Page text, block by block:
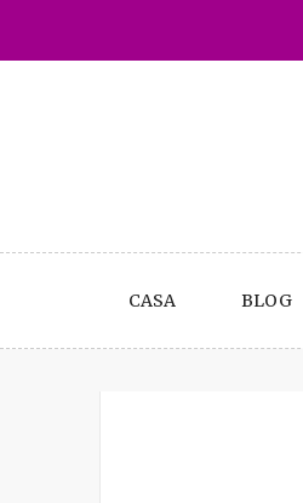
content
CASA BLOG